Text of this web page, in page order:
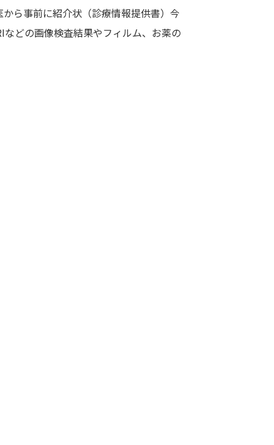
ら事前に紹介状（診療情報提供書）今
どの画像検査結果やフィルム、お薬の